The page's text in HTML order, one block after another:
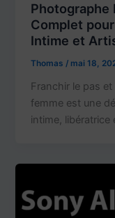
Photographe
Complet
Intime et
Thomas/ mai 18,
Franchir le pas
femme est une
intime, libératrice